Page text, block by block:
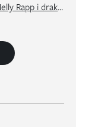
Nelly Rapp i drakens håla